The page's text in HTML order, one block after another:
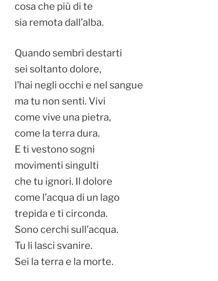
cosa che più di te
sia remota dall’alba.
Quando sembri destarti
sei soltanto dolore,
l’hai negli occhi e nel sangue
ma tu non senti. Vivi
come vive una pietra,
come la terra dura.
E ti vestono sogni
movimenti singulti
che tu ignori. Il dolore
come l’acqua di un lago
trepida e ti circonda.
Sono cerchi sull’acqua.
Tu li lasci svanire.
Sei la terra e la morte.